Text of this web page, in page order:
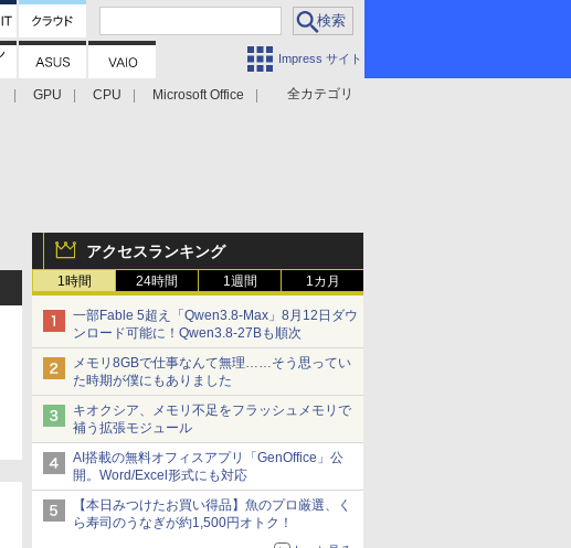
Impress サイト
全カテゴリ
GPU CPU
Microsoft Office
アクセスランキング
1時間 24時間 1週間 1カ月
一部Fable 5超え「Qwen3.8-Max」8月12日ダウ
ンロード可能に！Qwen3.8-27Bも順次
メモリ8GBで仕事なんて無理……そう思ってい
た時期が僕にもありました
キオクシア、メモリ不足をフラッシュメモリで
補う拡張モジュール
AI搭載の無料オフィスアプリ「GenOffice」公
開。Word/Excel形式にも対応
【本日みつけたお買い得品】魚のプロ厳選、く
ら寿司のうなぎが約1,500円オトク！